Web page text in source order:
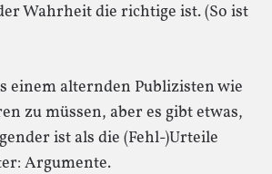
Wahrheit die richtige ist. (So ist
einem alternden Publizisten wie
zu müssen, aber es gibt etwas,
ist als die (Fehl-)Urteile
Argumente.